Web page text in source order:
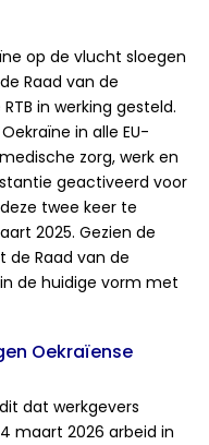
op de vlucht sloegen
Raad van de
in werking gesteld.
in alle EU-
zorg, werk en
geactiveerd voor
twee keer te
2025. Gezien de
de Raad van de
in de huidige vorm met
Oekraïense
dat werkgevers
maart 2026 arbeid in